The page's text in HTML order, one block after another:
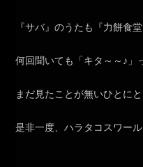
『サバ』のうたも『力餅食
何回聞いても「キタ～～♪」
まだ見たことが無いひとに
是非一度、ハラタコスワー